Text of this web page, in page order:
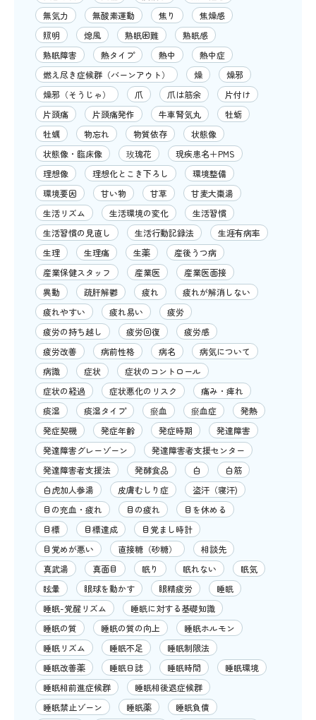
無気力
無酸素運動 焦り
焦燥感
照明
熄風 熟眠困難
熟眠感
熟眠障害
熱タイプ 熱中
熱中症
燃え尽き症候群（バーンアウト）
燥
燥邪
燥邪（そうじゃ）
爪 爪は筋余
片付け
片頭痛
片頭痛発作 牛車腎気丸
牡蛎
牡蠣
物忘れ 物質依存
状態像
状態像・臨床像
玫瑰花
現疾患名＋PMS
理想像
理想化とこき下ろし
環境整備
環境要因
甘い物 甘草
甘麦大棗湯
生活リズム
生活環境の変化
生活習慣
生活習慣の見直し
生活行動記録法
生涯有病率
生理
生理痛 生薬
産後うつ病
産業保健スタッフ
産業医
産業医面接
異動
疏肝解鬱 疲れ
疲れが解消しない
疲れやすい
疲れ易い
疲労
疲労の持ち越し
疲労回復
疲労感
疲労改善
病前性格 病名
病気について
病識
症状
症状のコントロール
症状の経過
症状悪化のリスク
痛み・痺れ
痰湿
痰湿タイプ 瘀血 瘀血症
発熱
発症契機
発症年齢 発症時期
発達障害
発達障害グレーゾーン
発達障害者支援センター
発達障害者支援法
発酵食品 白
白筋
白虎加人参湯
皮膚むしり症
盗汗（寝汗)
目の充血・疲れ
目の疲れ
目を休める
目標
目標達成
目覚まし時計
目覚めが悪い
直接糖（砂糖）
相談先
真武湯
真面目 眠り 眠れない
眠気
眩暈
眼球を動かす 眼精疲労
睡眠
睡眠-覚醒リズム
睡眠に対する基礎知識
睡眠の質
睡眠の質の向上
睡眠ホルモン
睡眠リズム
睡眠不足
睡眠制限法
睡眠改善薬
睡眠日誌 睡眠時間
睡眠環境
睡眠相前進症候群
睡眠相後退症候群
睡眠禁止ゾーン
睡眠薬
睡眠負債